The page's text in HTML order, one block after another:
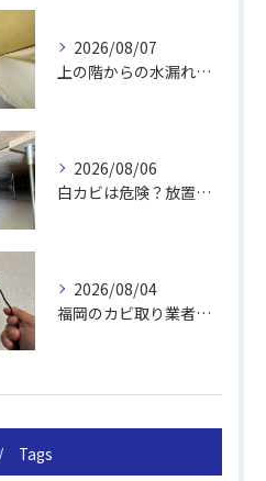
2026/08/07
上の階からの水漏れでカビ｜対処法と業者
2026/08/06
白カビは危険？放置のリスクと取り方
2026/08/04
福岡のカビ取り業者おすすめの選び方と費用
Tags